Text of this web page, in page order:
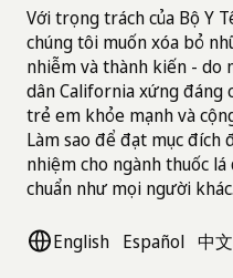
những sản phẩm
nghiện cho giới trẻ.
9
đang cùng nhau đảo
của ngành thuốc lá.
Bãi biển và
San
thành phố
chế bán
thuốc
Đi trước thời đại,
thành phố đầu
trong các nhà
và sức khỏe
Với trọng trách của Bộ Y
chúng tôi muốn xóa bỏ
nhiễm và thành kiến - do
dân California xứng đáng
trẻ em khỏe mạnh và
Làm sao để đạt mục đích
nhiệm cho ngành thuốc
chuẩn như mọi người khác.
English Español 中文